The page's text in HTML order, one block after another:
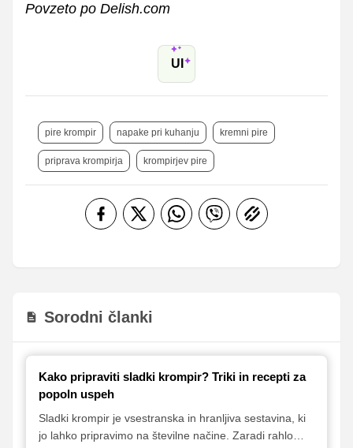
Povzeto po Delish.com
UI
pire krompir napake pri kuhanju kremni pire
priprava krompirja krompirjev pire
Sorodni članki
Kako pripraviti sladki krompir? Triki in recepti za
popoln uspeh
Sladki krompir je vsestranska in hranljiva sestavina, ki
jo lahko pripravimo na številne načine. Zaradi rahlo